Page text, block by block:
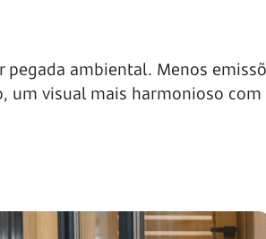
ambiental. Menos
um visual mais harmonioso com